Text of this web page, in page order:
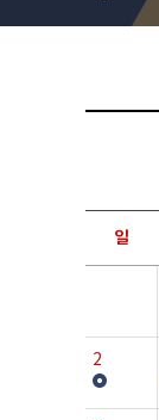
일
2